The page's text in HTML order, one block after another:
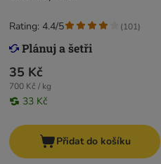
35 Kč
700 Kč / kg
33 Kč
Rating: 4.4/5 (101)
Přidat do košíku